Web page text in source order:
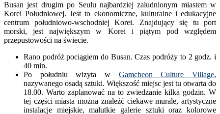
Busan jest drugim po Seulu najbardziej zaludnionym miastem w
Korei Południowej. Jest to ekonomiczne, kulturalne i edukacyjne
centrum południowo-wschodniej Korei.
Znajdujący się tu port
morski, jest największym w Korei i piątym pod względem
przepustowości na świecie.
Rano podróż pociągiem do Busan. Czas podróży to 2 godz. i
40 min.
Po południu wizyta w Gamcheon Culture Village,
nazywanego osadą sztuki. Większość miejsc jest tu otwarta do
18.00. Warto zaplanować na to zwiedzanie kilka godzin. W
tej części miasta można znaleźć ciekawe murale, artystyczne
instalacje miejskie, malutkie galerie sztuki oraz kolorowe